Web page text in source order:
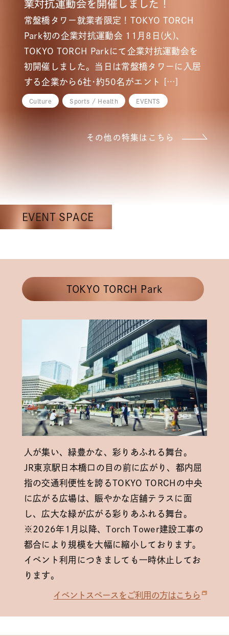
業対抗運動会を開催しました！
常盤橋タワー就業者限定！TOKYO TORCH
Park初の企業対抗運動会 11月8日(火)、
TOKYO TORCH Parkにて企業対抗運動会を
初開催しました。当日は常盤橋タワーに入居
する企業から6社･約50名がエント […]
Culture Sports / Health EVENTS
その他の特集はこちら
EVENT SPACE
TOKYO TORCH Park
人が集い、緑豊かな、彩りあふれる舞台。
JR東京駅日本橋口の目の前に広がり、都内屈
指の交通利便性を誇るTOKYO TORCHの中央
に広がる広場は、賑やかな店舗テラスに面
し、広大な緑が広がる彩りあふれる舞台。
※2026年1月以降、Torch Tower建設工事の
都合により規模を大幅に縮小しております。
イベント利用につきましても一時休止してお
ります。
イベントスペースをご利用の方はこちら